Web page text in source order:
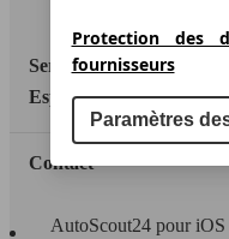
Service
Espace Pro
Contact
AutoScout24 pour iOS
Protection des
fournisseurs
Paramètres